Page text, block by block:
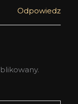
Odpowiedz